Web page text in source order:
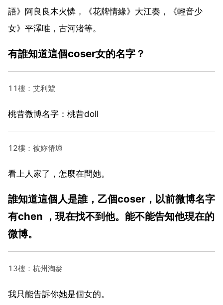
語》阿良良木火憐，《花牌情緣》大江奏，《輕音少
女》平澤唯，古河渚等。
有誰知道這個coser女的名字？
11樓：艾利鷥
桃昔微博名字：桃昔doll
12樓：被妳偆壞
看上人家了，怎麼在問她。
誰知道這個人是誰，乙個coser，以前微博名字
有chen ，現在找不到他。能不能告知他現在的
微博。
13樓：杭州淘麥
我只能告訴你她是個女的。